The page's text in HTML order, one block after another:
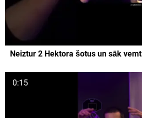
Neiztur 2 Hektora šotus un sāk vemt
0:15